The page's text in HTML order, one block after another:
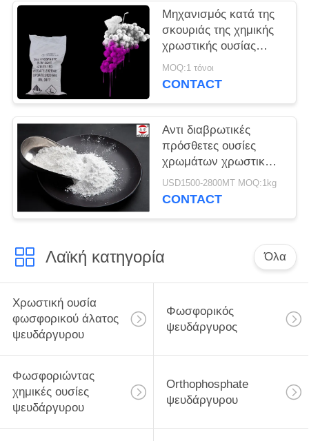
Μηχανισμός κατά της
σκουριάς της χημικής
χρωστικής ουσίας
φωσφορικού
ψευδαργύρου για την
μετάλλων
MOQ:1 τόνοι
CONTACT
Αντι διαβρωτικές
πρόσθετες ουσίες
χρωμάτων χρωστικών
ουσιών φωσφορικού
άλατος ψευδάργυρου
USD1500-2800MT MOQ:1kg
CONTACT
Λαϊκή κατηγορία Όλα
Χρωστική ουσία
φωσφορικού άλατος
ψευδάργυρου
Φωσφορικός
ψευδάργυρος
Φωσφοριώντας
χημικές ουσίες
ψευδάργυρου
Orthophosphate
ψευδάργυρου